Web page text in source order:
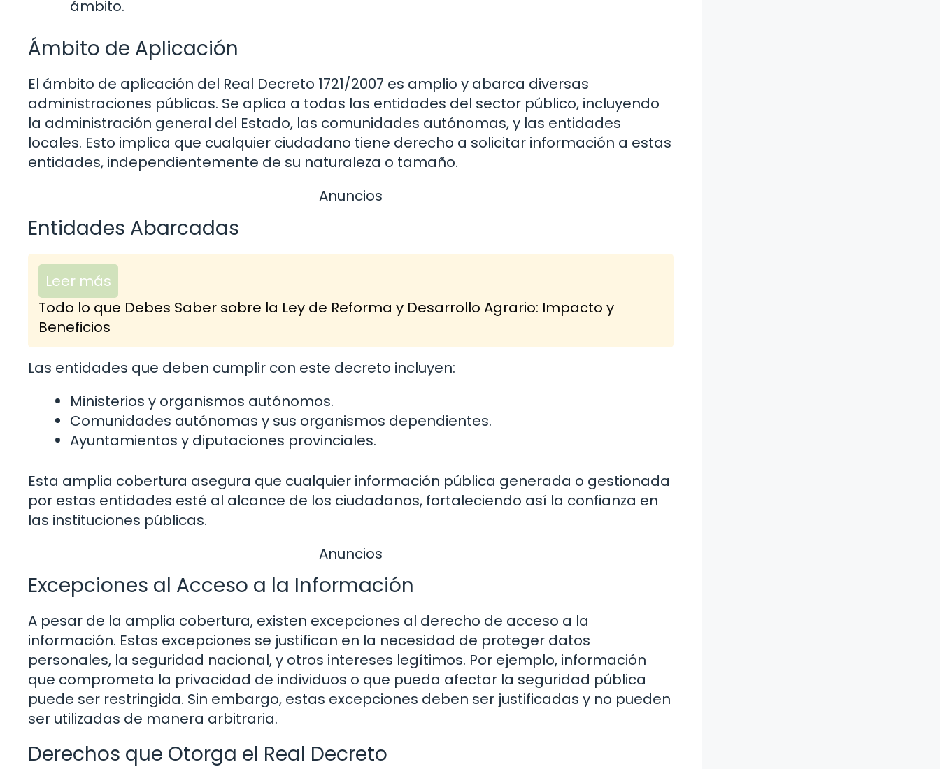
ámbito.
Ámbito de Aplicación
El ámbito de aplicación del Real Decreto 1721/2007 es amplio y abarca diversas
administraciones públicas. Se aplica a todas las entidades del sector público, incluyendo
la administración general del Estado, las comunidades autónomas, y las entidades
locales. Esto implica que cualquier ciudadano tiene derecho a solicitar información a estas
entidades, independientemente de su naturaleza o tamaño.
Anuncios
Entidades Abarcadas
Leer más
Todo lo que Debes Saber sobre la Ley de Reforma y Desarrollo Agrario: Impacto y
Beneficios
Las entidades que deben cumplir con este decreto incluyen:
Ministerios y organismos autónomos.
Comunidades autónomas y sus organismos dependientes.
Ayuntamientos y diputaciones provinciales.
Esta amplia cobertura asegura que cualquier información pública generada o gestionada
por estas entidades esté al alcance de los ciudadanos, fortaleciendo así la confianza en
las instituciones públicas.
Anuncios
Excepciones al Acceso a la Información
A pesar de la amplia cobertura, existen excepciones al derecho de acceso a la
información. Estas excepciones se justifican en la necesidad de proteger datos
personales, la seguridad nacional, y otros intereses legítimos. Por ejemplo, información
que comprometa la privacidad de individuos o que pueda afectar la seguridad pública
puede ser restringida. Sin embargo, estas excepciones deben ser justificadas y no pueden
ser utilizadas de manera arbitraria.
Derechos que Otorga el Real Decreto